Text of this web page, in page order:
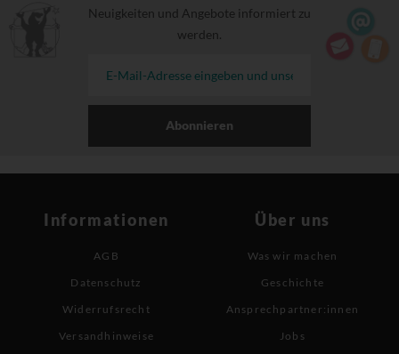
Neuigkeiten und Angebote informiert zu
werden.
Abonnieren
Informationen
AGB
Datenschutz
Widerrufsrecht
Versandhinweise
Über uns
Was wir machen
Geschichte
Ansprechpartner:innen
Jobs